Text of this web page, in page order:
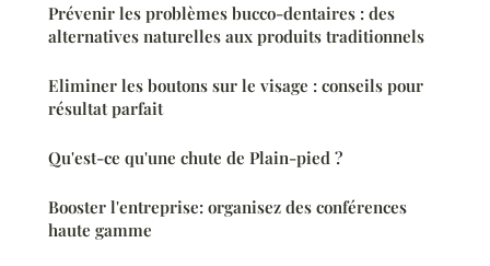
Prévenir les problèmes bucco-dentaires : des
alternatives naturelles aux produits traditionnels
Eliminer les boutons sur le visage : conseils pour
résultat parfait
Qu'est-ce qu'une chute de Plain-pied ?
Booster l'entreprise: organisez des conférences
haute gamme